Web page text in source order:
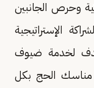
وحرص الجانبين
الإستراتيجية
تهدف لخدمة ضيوف
مناسك الحج بكل